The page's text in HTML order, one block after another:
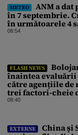
METEO
ANM a dat
în 7 septembrie.
în următoarele 4
08:54
FLASH NEWS
înaintea evaluării
către agențiile de
trei factori-cheie
acestor evaluări”
08:40
EXTERNE
China și